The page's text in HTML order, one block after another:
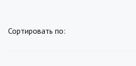
Сортировать по: